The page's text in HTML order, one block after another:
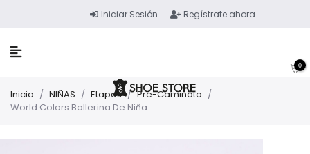
Iniciar Sesión Regístrate ahora
0
Inicio / NIÑAS / Etapas / Pre-Caminata /
World Colors Ballerina De Niña